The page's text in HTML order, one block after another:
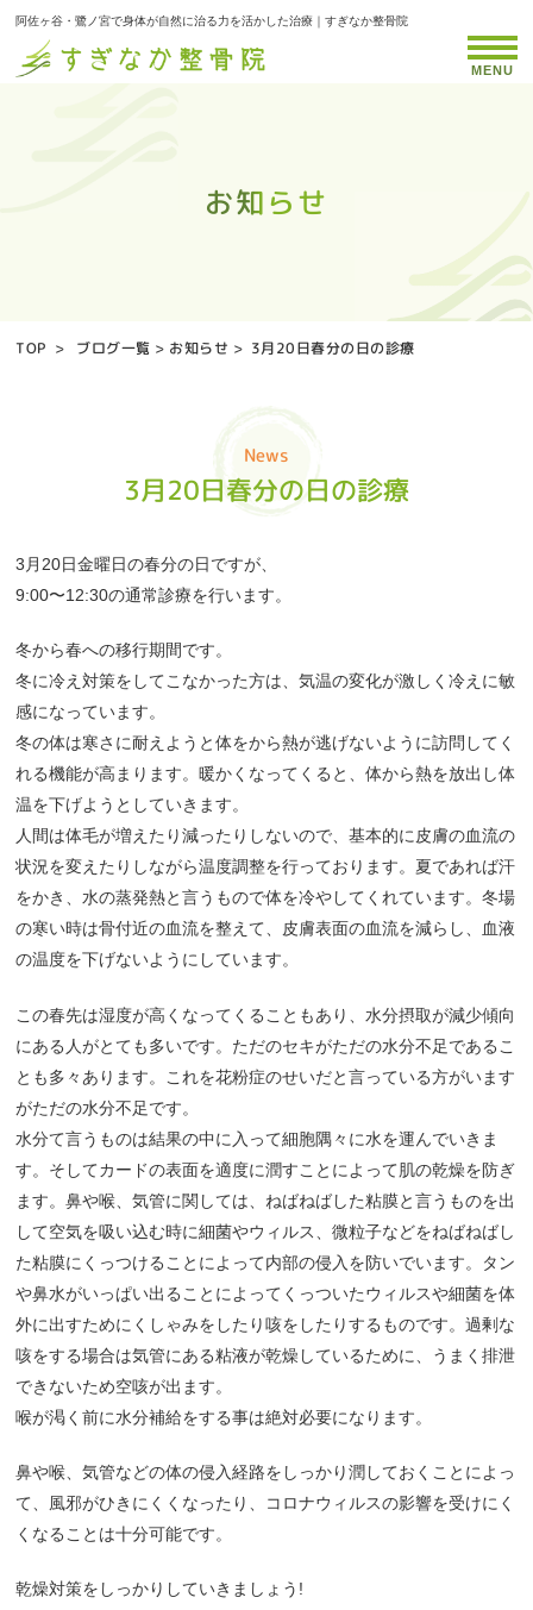
阿佐ヶ谷・鷺ノ宮で身体が自然に治る力を活かした治療｜すぎなか整骨院
お知らせ
お知らせ
お知らせ
お知らせ
お知らせ
お知らせ
お知らせ
お知らせ
お知らせ
お知らせ
お知らせ
お知らせ
お知らせ
お知らせ
お知らせ
お知らせ
お知らせ
お知らせ
お知らせ
お知らせ
お知らせ
お知らせ
お知らせ
お知らせ
お知らせ
お知らせ
お知らせ
お知らせ
お知らせ
お知らせ
お知らせ
お知らせ
お知らせ
お知らせ
お知らせ
MENU
TOP > ブログ一覧 > お知らせ > 3月20日春分の日の診療
News
3月20日春分の日の診療
3月20日金曜日の春分の日ですが、
9:00〜12:30の通常診療を行います。
冬から春への移行期間です。
冬に冷え対策をしてこなかった方は、気温の変化が激しく冷えに敏
感になっています。
冬の体は寒さに耐えようと体をから熱が逃げないように訪問してく
れる機能が高まります。暖かくなってくると、体から熱を放出し体
温を下げようとしていきます。
人間は体毛が増えたり減ったりしないので、基本的に皮膚の血流の
状況を変えたりしながら温度調整を行っております。夏であれば汗
をかき、水の蒸発熱と言うもので体を冷やしてくれています。冬場
の寒い時は骨付近の血流を整えて、皮膚表面の血流を減らし、血液
の温度を下げないようにしています。
この春先は湿度が高くなってくることもあり、水分摂取が減少傾向
にある人がとても多いです。ただのセキがただの水分不足であるこ
とも多々あります。これを花粉症のせいだと言っている方がいます
がただの水分不足です。
水分て言うものは結果の中に入って細胞隅々に水を運んでいきま
す。そしてカードの表面を適度に潤すことによって肌の乾燥を防ぎ
ます。鼻や喉、気管に関しては、ねばねばした粘膜と言うものを出
して空気を吸い込む時に細菌やウィルス、微粒子などをねばねばし
た粘膜にくっつけることによって内部の侵入を防いでいます。タン
や鼻水がいっぱい出ることによってくっついたウィルスや細菌を体
外に出すためにくしゃみをしたり咳をしたりするものです。過剰な
咳をする場合は気管にある粘液が乾燥しているために、うまく排泄
できないため空咳が出ます。
喉が渇く前に水分補給をする事は絶対必要になります。
鼻や喉、気管などの体の侵入経路をしっかり潤しておくことによっ
て、風邪がひきにくくなったり、コロナウィルスの影響を受けにく
くなることは十分可能です。
乾燥対策をしっかりしていきましょう!